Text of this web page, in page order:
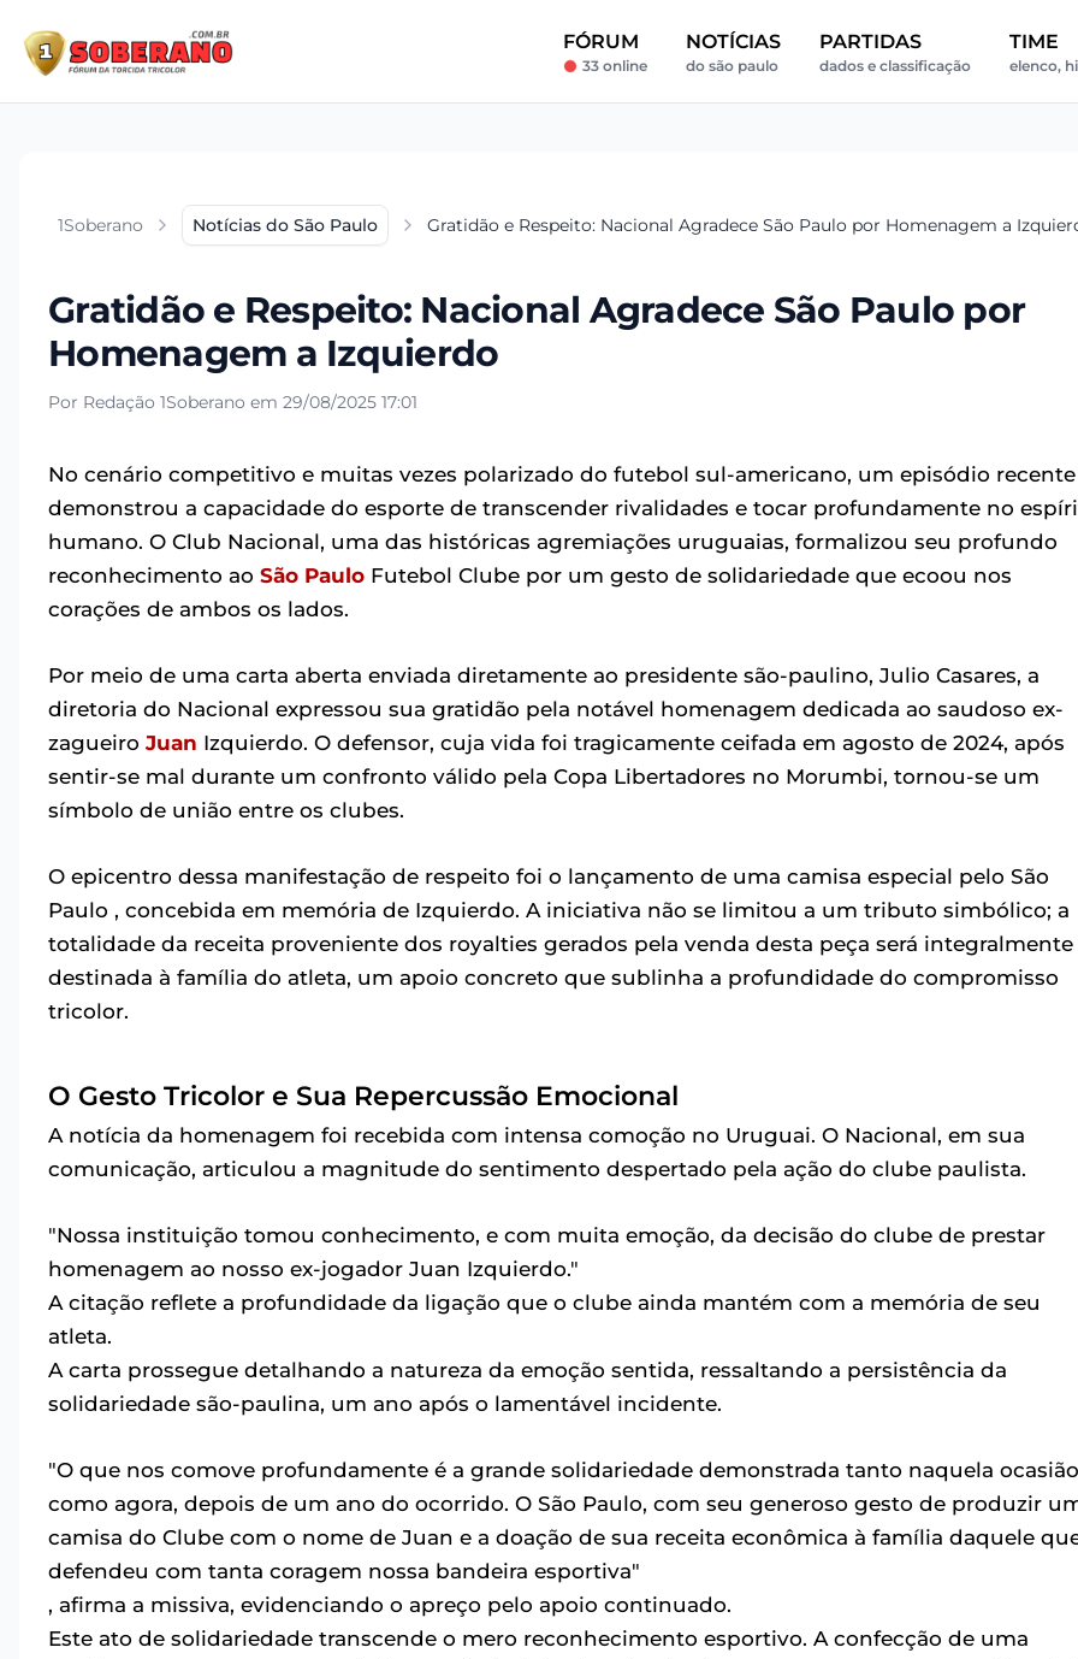
FÓRUM
33 online
NOTÍCIAS
do são paulo
PARTIDAS
dados e classificação
TIME
elenco,
1Soberano Notícias do São Paulo Gratidão e Respeito: Nacional Agradece São Paulo por Homenagem a
Gratidão e Respeito: Nacional Agradece São Paulo por
Homenagem a Izquierdo
Por Redação 1Soberano em 29/08/2025 17:01
No cenário competitivo e muitas vezes polarizado do futebol sul-americano, um episódio recente
demonstrou a capacidade do esporte de transcender rivalidades e tocar profundamente no
humano. O Club Nacional, uma das históricas agremiações uruguaias, formalizou seu profundo
reconhecimento ao São Paulo Futebol Clube por um gesto de solidariedade que ecoou nos
corações de ambos os lados.
Por meio de uma carta aberta enviada diretamente ao presidente são-paulino, Julio Casares, a
diretoria do Nacional expressou sua gratidão pela notável homenagem dedicada ao saudoso ex-
zagueiro Juan Izquierdo. O defensor, cuja vida foi tragicamente ceifada em agosto de 2024, após
sentir-se mal durante um confronto válido pela Copa Libertadores no Morumbi, tornou-se um
símbolo de união entre os clubes.
O epicentro dessa manifestação de respeito foi o lançamento de uma camisa especial pelo São
Paulo , concebida em memória de Izquierdo. A iniciativa não se limitou a um tributo simbólico; a
totalidade da receita proveniente dos royalties gerados pela venda desta peça será integralmente
destinada à família do atleta, um apoio concreto que sublinha a profundidade do compromisso
tricolor.
O Gesto Tricolor e Sua Repercussão Emocional
A notícia da homenagem foi recebida com intensa comoção no Uruguai. O Nacional, em sua
comunicação, articulou a magnitude do sentimento despertado pela ação do clube paulista.
"Nossa instituição tomou conhecimento, e com muita emoção, da decisão do clube de prestar
homenagem ao nosso ex-jogador Juan Izquierdo."
A citação reflete a profundidade da ligação que o clube ainda mantém com a memória de seu
atleta.
A carta prossegue detalhando a natureza da emoção sentida, ressaltando a persistência da
solidariedade são-paulina, um ano após o lamentável incidente.
"O que nos comove profundamente é a grande solidariedade demonstrada tanto naquela ocasião
como agora, depois de um ano do ocorrido. O São Paulo, com seu generoso gesto de produzir
camisa do Clube com o nome de Juan e a doação de sua receita econômica à família daquele
defendeu com tanta coragem nossa bandeira esportiva"
, afirma a missiva, evidenciando o apreço pelo apoio continuado.
Este ato de solidariedade transcende o mero reconhecimento esportivo. A confecção de uma